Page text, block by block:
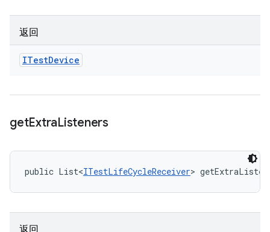
返回
ITestDevice
getExtraListeners
public List<ITestLifeCycleReceiver>
返回